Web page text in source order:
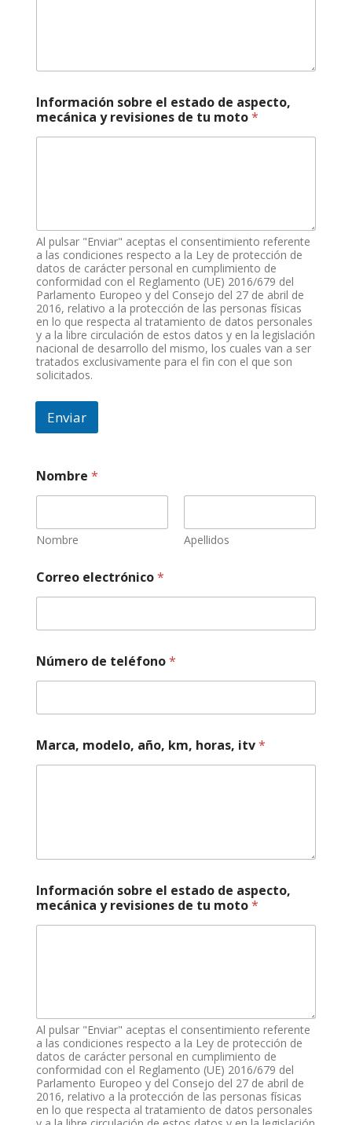
Información sobre el estado de aspecto,
mecánica y revisiones de tu moto*
Al pulsar "Enviar" aceptas el consentimiento referente
a las condiciones respecto a la Ley de protección de
datos de carácter personal en cumplimiento de
conformidad con el Reglamento (UE) 2016/679 del
Parlamento Europeo y del Consejo del 27 de abril de
2016, relativo a la protección de las personas físicas
en lo que respecta al tratamiento de datos personales
y a la libre circulación de estos datos y en la legislación
nacional de desarrollo del mismo, los cuales van a ser
tratados exclusivamente para el fin con el que son
solicitados.
Enviar
Nombre *
Nombre Apellidos
e
v
s
o
n
e
y
Correo electrónico*
Número de teléfono*
Marca, modelo, año, km, horas, itv*
Información sobre el estado de aspecto,
mecánica y revisiones de tu moto*
Al pulsar "Enviar" aceptas el consentimiento referente
a las condiciones respecto a la Ley de protección de
datos de carácter personal en cumplimiento de
conformidad con el Reglamento (UE) 2016/679 del
Parlamento Europeo y del Consejo del 27 de abril de
2016, relativo a la protección de las personas físicas
en lo que respecta al tratamiento de datos personales